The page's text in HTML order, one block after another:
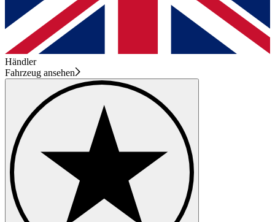
Händler
Fahrzeug ansehen